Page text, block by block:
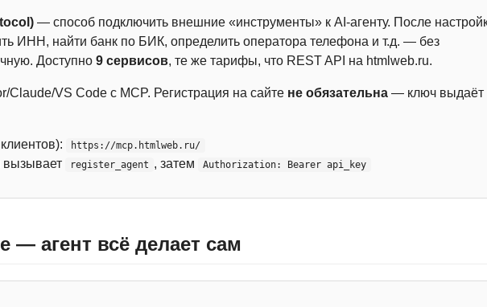
— способ подключить внешние «инструменты» к AI-агенту. После
ИНН, найти банк по БИК, определить оператора телефона и т.д. — без
Доступно 9 сервисов, те же тарифы, что REST API на htmlweb.ru.
Claude/VS Code с MCP. Регистрация на сайте не обязательна — ключ выдаёт
https://mcp.htmlweb.ru/
вызывает register_agent , затем Authorization: Bearer api_key
— агент всё делает сам